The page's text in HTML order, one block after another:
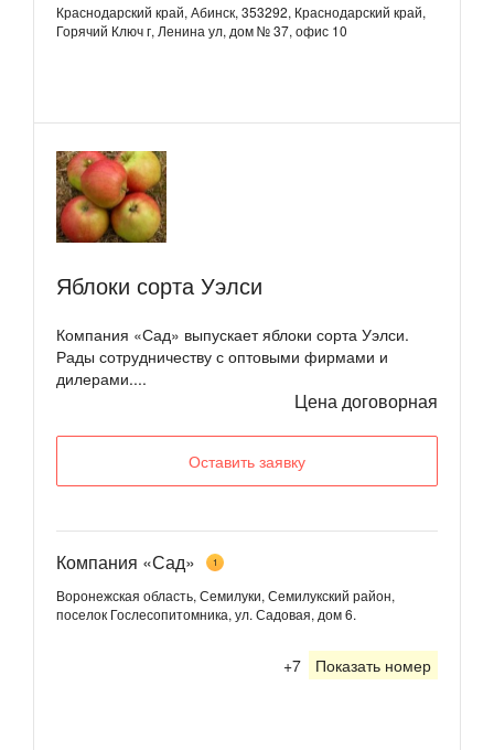
Краснодарский край, Абинск, 353292, Краснодарский край,
Горячий Ключ г, Ленина ул, дом № 37, офис 10
Яблоки сорта Уэлси
Компания «Сад» выпускает яблоки сорта Уэлси.
Рады сотрудничеству с оптовыми фирмами и
дилерами....
Цена договорная
Оставить заявку
Компания «Сад» 1
Воронежская область, Семилуки, Семилукский район,
поселок Гослесопитомника, ул. Садовая, дом 6.
+7 Показать номер